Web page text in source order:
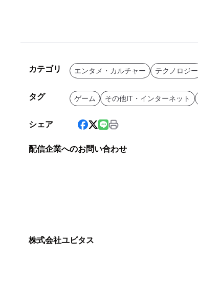
カテゴリ エンタメ・カルチャー テクノロジー
タグ ゲーム その他IT・インターネット
シェア
配信企業へのお問い合わせ
株式会社ユビタス